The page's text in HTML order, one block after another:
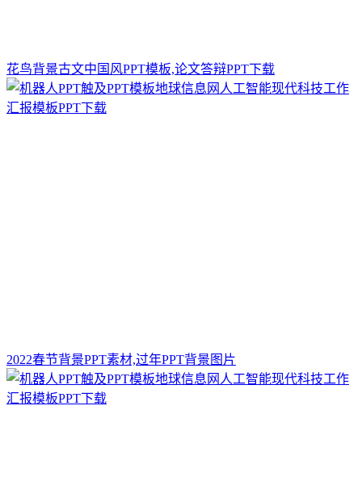
花鸟背景古文中国风PPT模板,论文答辩PPT下载
2022春节背景PPT素材,过年PPT背景图片